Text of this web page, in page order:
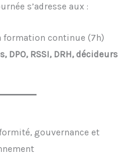
s’adresse aux :
formation continue (7h)
RSSI, DRH, décideurs
gouvernance et